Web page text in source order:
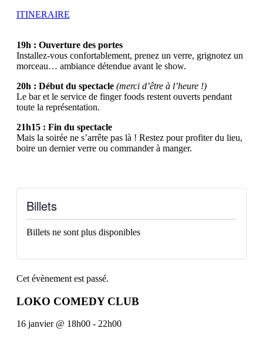
ITINERAIRE
19h : Ouverture des portes
Installez-vous confortablement, prenez un verre, grignotez un
morceau… ambiance détendue avant le show.
20h : Début du spectacle (merci d’être à l’heure !)
Le bar et le service de finger foods restent ouverts pendant
toute la représentation.
21h15 : Fin du spectacle
Mais la soirée ne s’arrête pas là ! Restez pour profiter du lieu,
boire un dernier verre ou commander à manger.
Billets
Billets ne sont plus disponibles
Cet évènement est passé.
LOKO COMEDY CLUB
16 janvier @ 18h00 - 22h00